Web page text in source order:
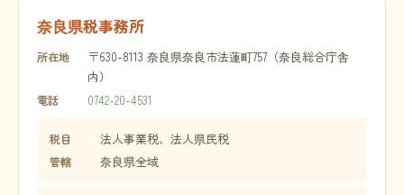
奈良県税事務所
所在地
〒630-8113 奈良県奈良市法蓮町757（奈良総合庁舎
内）
電話 0742-20-4531
税目 法人事業税、法人県民税
管轄 奈良県全域